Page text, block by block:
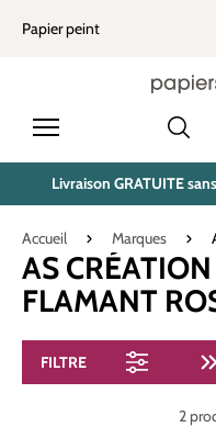
principal
Papier peint
Livraison GRATUITE
Accueil Marques
AS
FLAMANT
FILTRE
2